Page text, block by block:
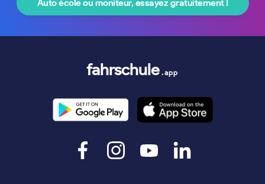
Auto école ou moniteur, essayez gratuitement !
fahrschule .app